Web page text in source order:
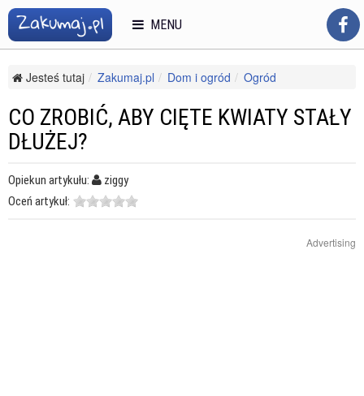
Jesteś tutaj Zakumaj.pl Dom i ogród
Ogród
CO ZROBIĆ, ABY CIĘTE KWIATY STAŁY
DŁUŻEJ?
Opiekun artykułu:
ziggy
Oceń artykuł:
Advertising
MENU